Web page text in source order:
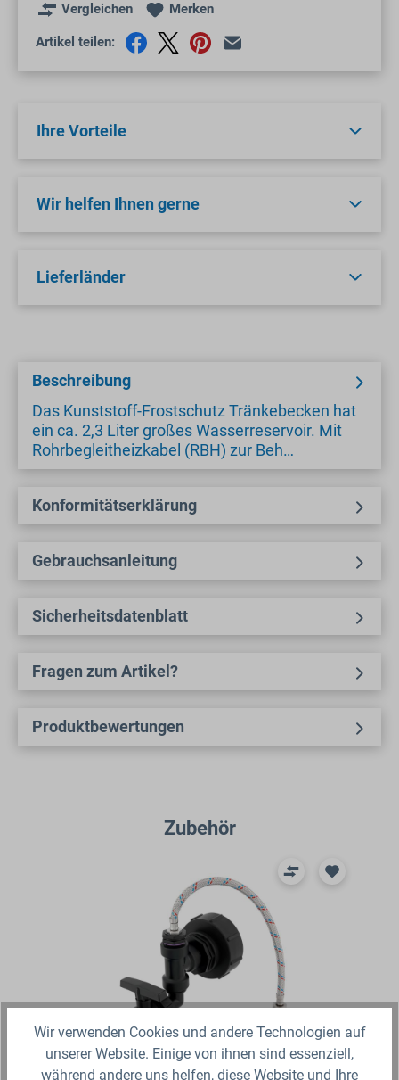
Vergleichen Merken
Artikel teilen:
Ihre Vorteile
Wir helfen Ihnen gerne
Lieferländer
Beschreibung
Das Kunststoff-Frostschutz Tränkebecken hat
ein ca. 2,3 Liter großes Wasserreservoir. Mit
Rohrbegleitheizkabel (RBH) zur Beh…
Konformitätserklärung
Gebrauchsanleitung
Sicherheitsdatenblatt
Fragen zum Artikel?
Produktbewertungen
Produktgalerie überspringen
Zubehör
Wir verwenden Cookies und andere Technologien auf
unserer Website. Einige von ihnen sind essenziell,
während andere uns helfen, diese Website und Ihre